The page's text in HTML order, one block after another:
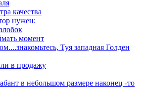
качества
нужен:
момент
Туя западная Голден
в продажу
в небольшом размере наконец -то